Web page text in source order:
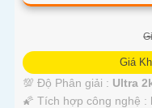
Giá
💯 Độ Phân giải : Ultra
🌠 Tích hợp công nghệ :